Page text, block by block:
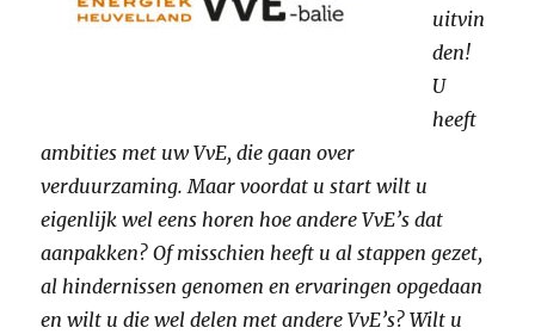
uitvin
den!
U
heeft
ambities met uw VvE, die gaan over
verduurzaming. Maar voordat u start wilt u
eigenlijk wel eens horen hoe andere VvE’s dat
aanpakken? Of misschien heeft u al stappen gezet,
al hindernissen genomen en ervaringen opgedaan
en wilt u die wel delen met andere VvE’s? Wilt u